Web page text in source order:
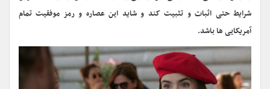
شرایط حتی اثبات و تثبیت کند و شاید این عصاره و رمز موفقیت تمام
آمریکایی ها باشد.